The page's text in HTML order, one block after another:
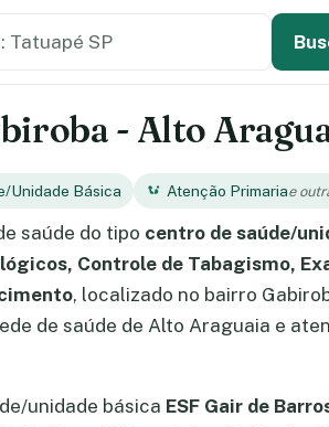
- Alto
Unidade Básica Atenção Primariae
saúde do tipo centro de saúde/
Controle de Tabagismo,
, localizado no bairro
de saúde de Alto Araguaia e
unidade básica ESF Gair de